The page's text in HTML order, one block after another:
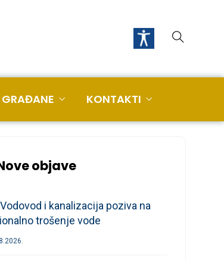
KONTAKTI
objave
i kanalizacija poziva na
trošenje vode